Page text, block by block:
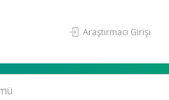
Araştırmacı Girişi